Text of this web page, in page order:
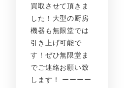
買取させて頂きま
した！大型の厨房
機器も無限堂では
引き上げ可能で
す！ぜひ無限堂ま
でご連絡お願い致
します！ ーーーー